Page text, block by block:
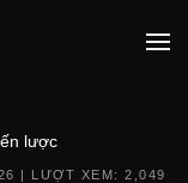
lược
| LƯỢT XEM: 2,049